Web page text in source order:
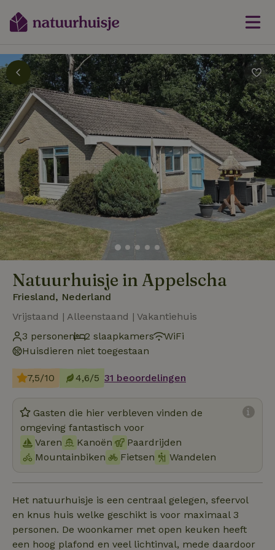
Natuurhuisje in Appelscha
Friesland, Nederland
Vrijstaand | Alleenstaand | Vakantiehuis
3 personen
2 slaapkamers
WiFi
Huisdieren niet toegestaan
7,5/10 4,6/5 31 beoordelingen
Gasten die hier verbleven vinden de
omgeving fantastisch voor
Varen
Kanoën
Paardrijden
Mountainbiken
Fietsen Wandelen
Het natuurhuisje is een centraal gelegen, sfeervol
en knus huis welke geschikt is voor maximaal 3
personen. De woonkamer met open keuken heeft
een hoog plafond en veel lichtinval, mede daardoor